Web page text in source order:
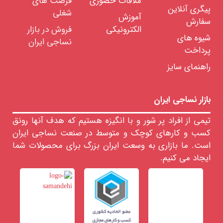
مصنوعی
الیاف
نیمه
مصنوعی
رنگرزی
الیاف
خدمات
رنگ
های
نساجی
مواد
تعاونی
نساجی
مواد
شیمیایی
پیگری آنلاین
سفارش
شیوه های
پرداخت
راهنمای سایز
آموزش
الکترونیکی
شغلی
فروش در بازار
نساجی ایران
بازار نساجی ایران
تیمی از افراد پر شور و با انگیزه هستیم که هدف آنها رونق
کسب و کارهای کوچک و متوسط در صنعت نساجی ایران
است. ما بازاری به وسعت ایران بزرگ برای محصولات شما
ایجاد می کنیم.